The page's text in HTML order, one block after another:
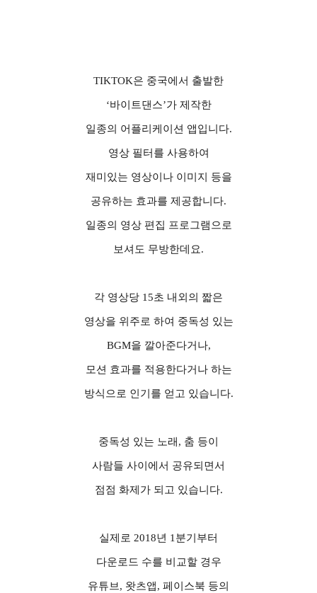
TIKTOK은 중국에서 출발한
‘바이트댄스’가 제작한
일종의 어플리케이션 앱입니다.
영상 필터를 사용하여
재미있는 영상이나 이미지 등을
공유하는 효과를 제공합니다.
일종의 영상 편집 프로그램으로
보셔도 무방한데요.
각 영상당 15초 내외의 짧은
영상을 위주로 하여 중독성 있는
BGM을 깔아준다거나,
모션 효과를 적용한다거나 하는
방식으로 인기를 얻고 있습니다.
중독성 있는 노래 , 춤 등이
사람들 사이에서 공유되면서
점점 화제가 되고 있습니다.
실제로 2018년 1 분기부터
다운로드 수를 비교할 경우
유튜브, 왓츠앱, 페이스북 등의